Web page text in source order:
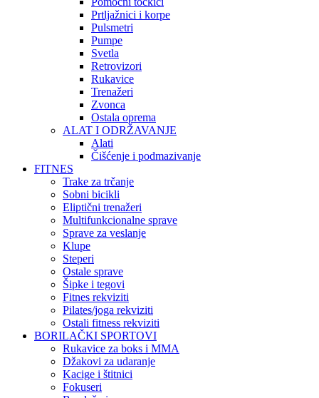
Prtljažnici i korpe
Pulsmetri
Pumpe
Svetla
Retrovizori
Rukavice
Trenažeri
Zvonca
Ostala oprema
ALAT I ODRŽAVANJE
Alati
Čišćenje i podmazivanje
FITNES
Trake za trčanje
Sobni bicikli
Eliptični trenažeri
Multifunkcionalne sprave
Sprave za veslanje
Klupe
Steperi
Ostale sprave
Šipke i tegovi
Fitnes rekviziti
Pilates/joga rekviziti
Ostali fitness rekviziti
BORILAČKI SPORTOVI
Rukavice za boks i MMA
Džakovi za udaranje
Kacige i štitnici
Fokuseri